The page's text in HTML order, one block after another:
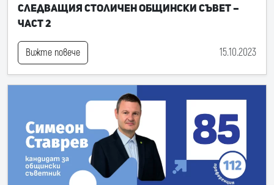
следващия Столичен общински съвет –
част 2
Вижте повече 15.10.2023